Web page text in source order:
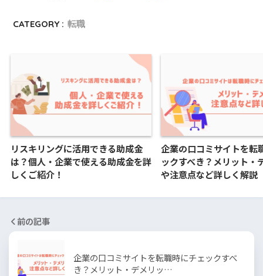
CATEGORY : 転職
リスキリングに活用できる助成金
は？個人・企業で使える助成金を詳
しくご紹介！
企業の口コミサイトを転
ックすべき？メリット・
や注意点など詳しく解説
前の記事
企業の口コミサイトを転職時にチェックすべ
き？メリット・デメリッ…